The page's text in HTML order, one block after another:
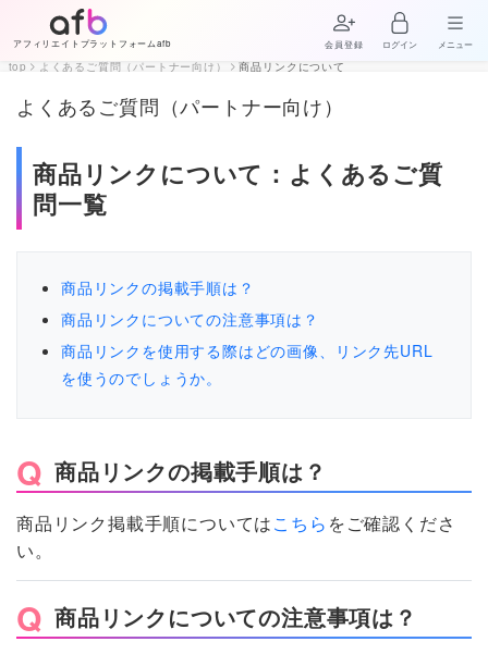
アフィリエイトプラットフォームafb 会員登録 ログイン メニュー
top よくあるご質問（パートナー向け） 商品リンクについて
よくあるご質問（パートナー向け）
商品リンクについて：よくあるご質
問一覧
商品リンクの掲載手順は？
商品リンクについての注意事項は？
商品リンクを使用する際はどの画像、リンク先URL
を使うのでしょうか。
商品リンクの掲載手順は？
商品リンク掲載手順についてはこちら をご確認くださ
い。
商品リンクについての注意事項は？